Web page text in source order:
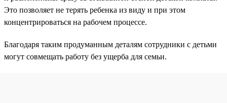
Это позволяет не терять ребенка из виду и при этом
концентрироваться на рабочем процессе.
Благодаря таким продуманным деталям сотрудники с детьми
могут совмещать работу без ущерба для семьи.